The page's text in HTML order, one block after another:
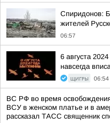
Спиридонов:
жителей
06:57
6 августа
навсегда
ЩИГРЫ 06:54
ВС РФ во время
ВСУ в женском платье и в
рассказал ТАСС священник